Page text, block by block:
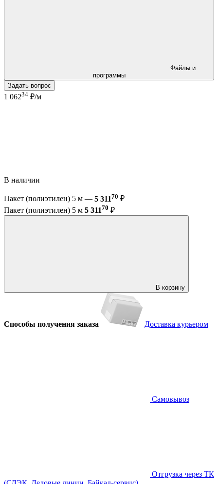
программы
Задать вопрос
1 06234 ₽/м
В наличии
Пакет (полиэтилен) 5 м — 5 31170 ₽
Пакет (полиэтилен) 5 м 5 31170 ₽
В корзину
Способы получения заказа Доставка курьером
Самовывоз
Отгрузка через ТК